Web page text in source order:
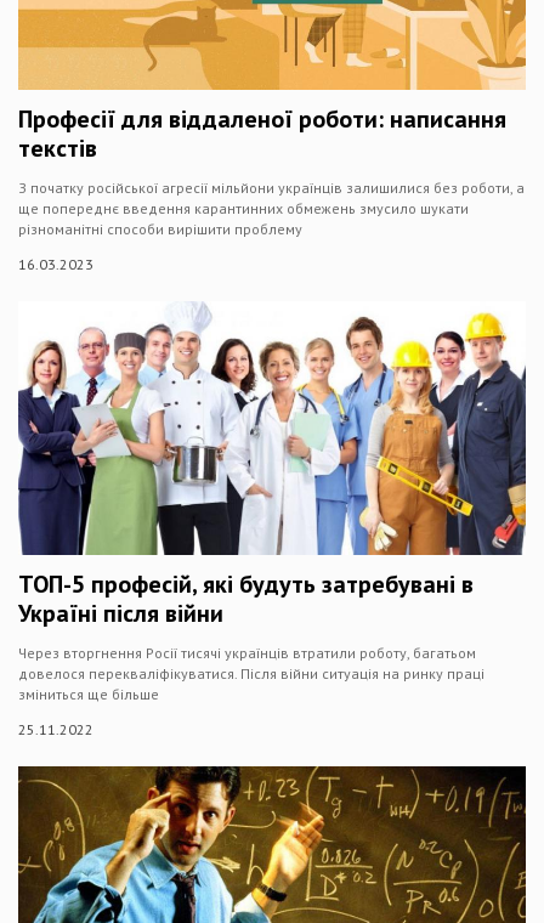
Професії для віддаленої роботи: написання
текстів
З початку російської агресії мільйони українців залишилися без роботи, а
ще попереднє введення карантинних обмежень змусило шукати
різноманітні способи вирішити проблему
16.03.2023
ТОП-5 професій, які будуть затребувані в
Україні після війни
Через вторгнення Росії тисячі українців втратили роботу, багатьом
довелося перекваліфікуватися. Після війни ситуація на ринку праці
зміниться ще більше
25.11.2022